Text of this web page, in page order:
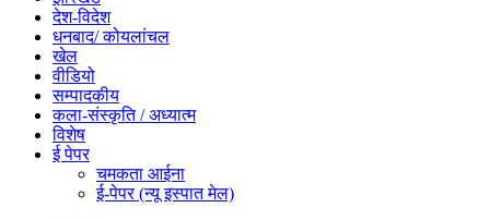
देश-विदेश
धनबाद/ कोयलांचल
खेल
वीडियो
सम्पादकीय
कला-संस्कृति / अध्यात्म
विशेष
ई पेपर
चमकता आईना
ई-पेपर (न्यू इस्पात मेल)